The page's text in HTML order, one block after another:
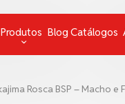
Produtos
Graxas
Blog Catálogos
Rosca BSP – Macho e